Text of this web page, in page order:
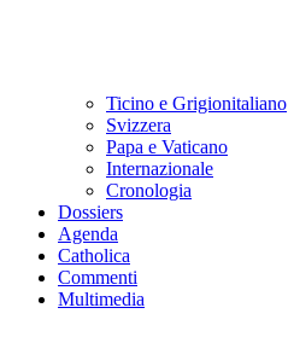
Ticino e Grigionitaliano
Svizzera
Papa e Vaticano
Internazionale
Cronologia
Dossiers
Agenda
Catholica
Commenti
Multimedia